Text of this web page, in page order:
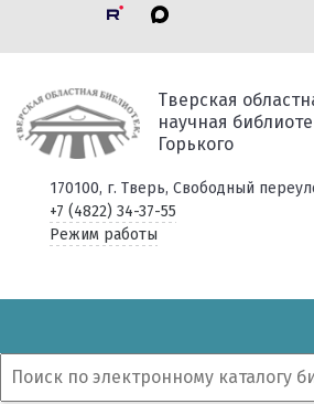
Тверская
научная
Горького
170100, г. Тверь, Свободный
+7 (4822) 34-37-55
Режим работы